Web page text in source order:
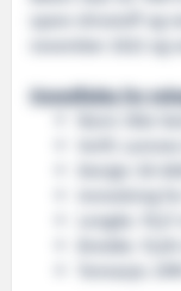
spare drivstoff og
Hovedfakta for
Verft:
Design: SK
Lengde: